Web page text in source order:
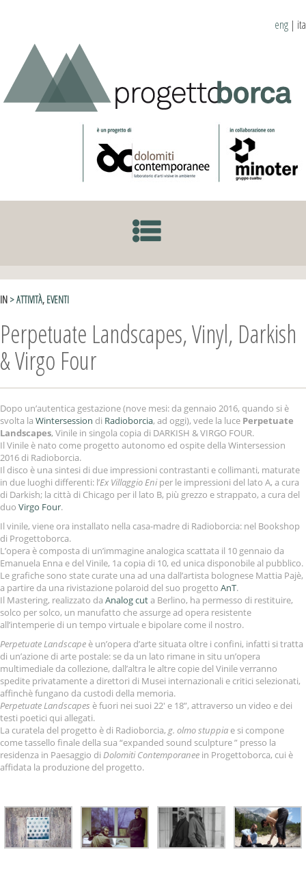
eng | ita
IN > ATTIVITÀ, EVENTI
Perpetuate Landscapes, Vinyl, Darkish
& Virgo Four
Dopo un’autentica gestazione (nove mesi: da gennaio 2016, quando si è
svolta la Wintersession di Radioborcia, ad oggi), vede la luce Perpetuate
Landscapes, Vinile in singola copia di DARKISH & VIRGO FOUR.
Il Vinile è nato come progetto autonomo ed ospite della Wintersession
2016 di Radioborcia.
Il disco è una sintesi di due impressioni contrastanti e collimanti, maturate
in due luoghi differenti: l’Ex Villaggio Eniper le impressioni del lato A, a cura
di Darkish; la città di Chicago per il lato B, più grezzo e strappato, a cura del
duo Virgo Four.
Il vinile, viene ora installato nella casa-madre di Radioborcia: nel Bookshop
di Progettoborca.
L’opera è composta di un’immagine analogica scattata il 10 gennaio da
Emanuela Enna e del Vinile, 1a copia di 10, ed unica disponobile al pubblico.
Le grafiche sono state curate una ad una dall’artista bolognese Mattia Pajè,
a partire da una rivistazione polaroid del suo progetto AnT.
Il Mastering, realizzato da Analog cuta Berlino, ha permesso di restituire,
solco per solco, un manufatto che assurge ad opera resistente
all’intemperie di un tempo virtuale e bipolare come il nostro.
Perpetuate Landscape è un’opera d’arte situata oltre i confini, infatti si tratta
di un’azione di arte postale: se da un lato rimane in situ un’opera
multimediale da collezione, dall’altra le altre copie del Vinile verranno
spedite privatamente a direttori di Musei internazionali e critici selezionati,
affinchè fungano da custodi della memoria.
Perpetuate Landscapes è fuori nei suoi 22′ e 18”, attraverso un video e dei
testi poetici qui allegati.
La curatela del progetto è di Radioborcia, g. olmo stuppia e si compone
come tassello finale della sua “expanded sound sculpture ” presso la
residenza in Paesaggio di Dolomiti Contemporanee in Progettoborca, cui è
affidata la produzione del progetto.